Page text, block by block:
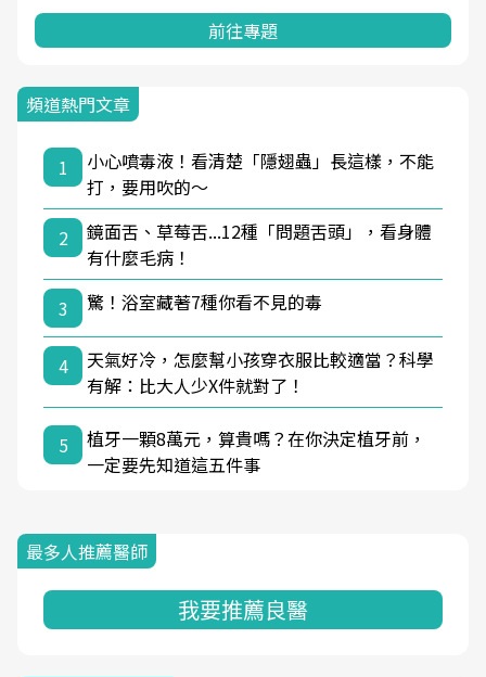
前往專題
頻道熱門文章
1
小心噴毒液！看清楚「隱翅蟲」長這樣，不能
打，要用吹的～
2
鏡面舌、草莓舌...12種「問題舌頭」，看身體
有什麼毛病！
3
驚！浴室藏著7種你看不見的毒
4
天氣好冷，怎麼幫小孩穿衣服比較適當？科學
有解：比大人少X件就對了！
5
植牙一顆8萬元，算貴嗎？在你決定植牙前，
一定要先知道這五件事
最多人推薦醫師
我要推薦良醫